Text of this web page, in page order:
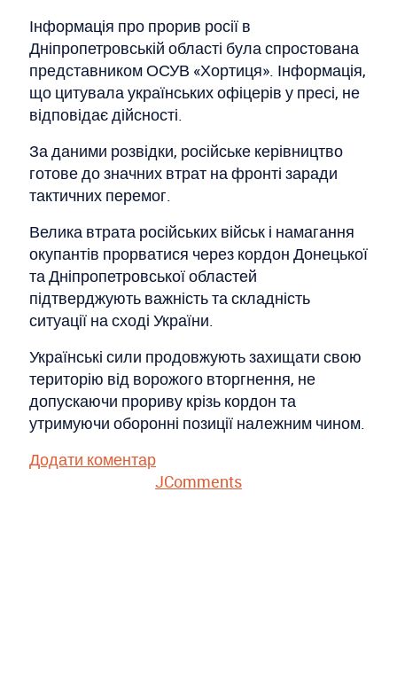
Інформація про прорив росії в
Дніпропетровській області була спростована
представником ОСУВ «Хортиця». Інформація,
що цитувала українських офіцерів у пресі, не
відповідає дійсності.
За даними розвідки, російське керівництво
готове до значних втрат на фронті заради
тактичних перемог.
Велика втрата російських військ і намагання
окупантів прорватися через кордон Донецької
та Дніпропетровської областей
підтверджують важність та складність
ситуації на сході України.
Українські сили продовжують захищати свою
територію від ворожого вторгнення, не
допускаючи прориву крізь кордон та
утримуючи оборонні позиції належним чином.
Додати коментар
JComments